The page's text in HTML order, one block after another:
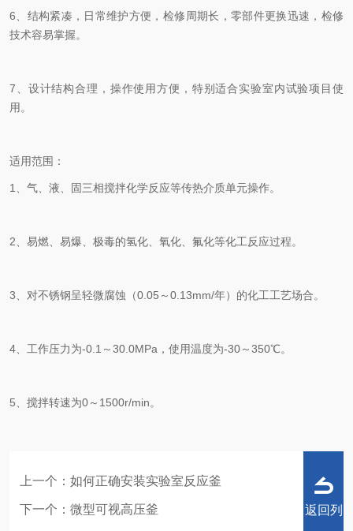
6、结构紧凑，日常维护方便，检修周期长，零部件更换迅速，检修
技术容易掌握。
7、设计结构合理，操作使用方便，特别适合实验室内试验项目使
用。
适用范围：
1、气、液、固三相搅拌化学反应等传热介质单元操作。
2、易燃、易爆、极毒的氢化、氧化、氟化等化工反应过程。
3、对不锈钢呈轻微腐蚀（0.05～0.13mm/年）的化工工艺场合。
4、工作压力为-0.1～30.0MPa，使用温度为-30～350℃。
5、搅拌转速为0～1500r/min。
上一个： 如何正确安装实验室反应釜
下一个： 微型可视高压釜 返回列